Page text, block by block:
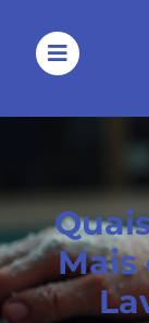
Mais